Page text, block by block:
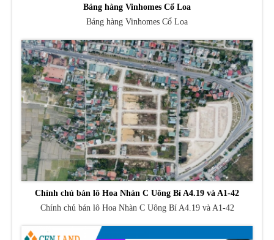
Bảng hàng Vinhomes Cổ Loa
Bảng hàng Vinhomes Cổ Loa
Chính chủ bán lô Hoa Nhàn C Uông Bí A4.19 và A1-42
Chính chủ bán lô Hoa Nhàn C Uông Bí A4.19 và A1-42